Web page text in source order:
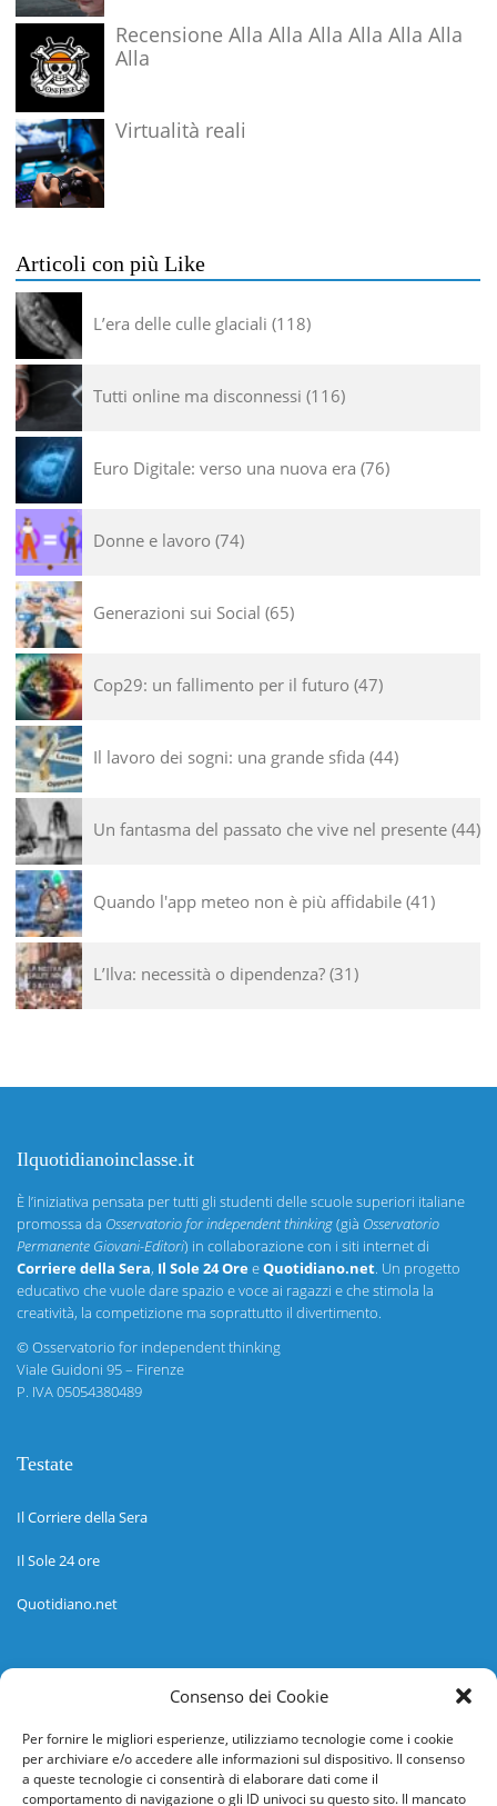
Consenso dei Cookie
Per fornire le migliori esperienze, utilizziamo tecnologie come i cookie
per archiviare e/o accedere alle informazioni sul dispositivo. Il consenso
a queste tecnologie ci consentirà di elaborare dati come il
comportamento di navigazione o gli ID univoci su questo sito. Il mancato
Recensione Alla Alla Alla Alla Alla Alla
Alla
Virtualità reali
Articoli con più Like
L’era delle culle glaciali 118
Tutti online ma disconnessi 116
Euro Digitale: verso una nuova era 76
Donne e lavoro 74
Generazioni sui Social 65
Cop29: un fallimento per il futuro 47
Il lavoro dei sogni: una grande sfida 44
Un fantasma del passato che vive nel presente 44
Quando l'app meteo non è più affidabile 41
L’Ilva: necessità o dipendenza? 31
Ilquotidianoinclasse.it
È l’iniziativa pensata per tutti gli studenti delle scuole superiori italiane
promossa da Osservatorio for independent thinking(già Osservatorio
Permanente Giovani-Editori) in collaborazione con i siti internet di
Corriere della Sera, Il Sole 24 OreeQuotidiano.net. Un progetto
educativo che vuole dare spazio e voce ai ragazzi e che stimola la
creatività, la competizione ma soprattutto il divertimento.
©Osservatorio for independent thinking
Viale Guidoni 95 – Firenze
P. IVA 05054380489
Testate
Il Corriere della Sera
Il Sole 24 ore
Quotidiano.net
Informazioni
Help desk